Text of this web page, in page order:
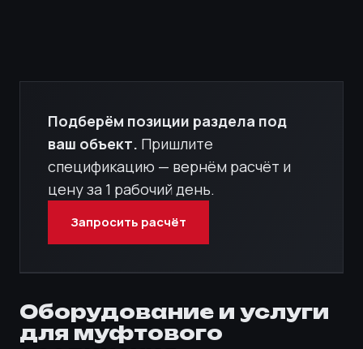
Подберём позиции раздела под
ваш объект. Пришлите
спецификацию — вернём расчёт и
цену за 1 рабочий день.
Запросить расчёт
Оборудование и услуги
для муфтового